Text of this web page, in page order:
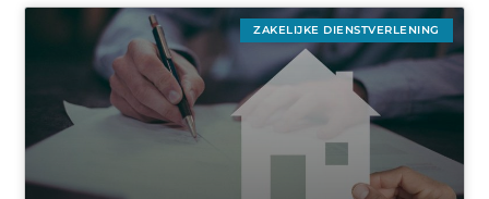
ZAKELIJKE DIENSTVERLENING